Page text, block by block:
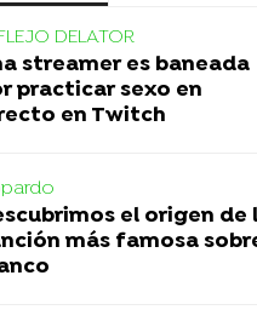
DELATOR
streamer es baneada
practicar sexo en
en Twitch
el origen de
más famosa